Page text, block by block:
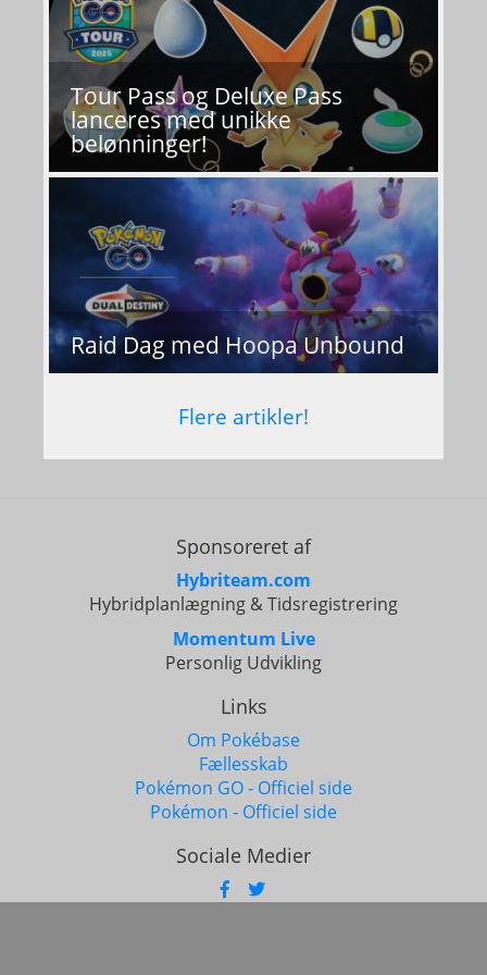
Honchkrow
Shadow
Dark
Flying
Angreb: Peck/
Frustration
Absol
Dark
Angreb: Psycho Cut/
Megahorn
Tour Pass og Deluxe Pass
lanceres med unikke
belønninger!
Raid Dag med Hoopa Unbound
Flere artikler!
Sponsoreret af
Hybriteam.com
Hybridplanlægning & Tidsregistrering
Momentum Live
Personlig Udvikling
Links
Om Pokébase
Fællesskab
Pokémon GO - Officiel side
Pokémon - Officiel side
Sociale Medier